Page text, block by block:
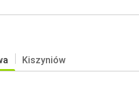
Kiszyniów